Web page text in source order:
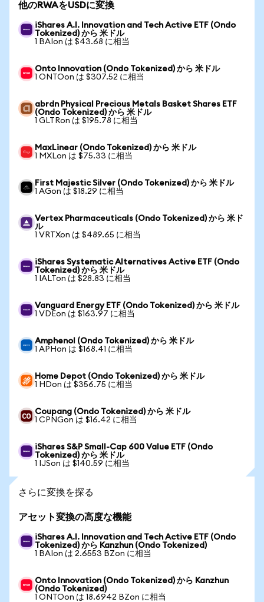
他のRWAをUSDに変換
iShares A.I. Innovation and Tech Active ETF (Ondo
Tokenized) から 米ドル
1 BAIon は $43.68 に相当
Onto Innovation (Ondo Tokenized) から 米ドル
1 ONTOon は $307.52 に相当
abrdn Physical Precious Metals Basket Shares ETF
(Ondo Tokenized) から 米ドル
1 GLTRon は $195.78 に相当
MaxLinear (Ondo Tokenized) から 米ドル
1 MXLon は $75.33 に相当
First Majestic Silver (Ondo Tokenized) から 米ドル
1 AGon は $18.29 に相当
Vertex Pharmaceuticals (Ondo Tokenized) から 米ド
ル
1 VRTXon は $489.65 に相当
iShares Systematic Alternatives Active ETF (Ondo
Tokenized) から 米ドル
1 IALTon は $28.83 に相当
Vanguard Energy ETF (Ondo Tokenized) から 米ドル
1 VDEon は $163.97 に相当
Amphenol (Ondo Tokenized) から 米ドル
1 APHon は $168.41 に相当
Home Depot (Ondo Tokenized) から 米ドル
1 HDon は $356.75 に相当
Coupang (Ondo Tokenized) から 米ドル
1 CPNGon は $16.42 に相当
iShares S&P Small-Cap 600 Value ETF (Ondo
Tokenized) から 米ドル
1 IJSon は $140.59 に相当
さらに変換を探る
アセット変換の高度な機能
iShares A.I. Innovation and Tech Active ETF (Ondo
Tokenized) から Kanzhun (Ondo Tokenized)
1 BAIon は 2.6553 BZon に相当
Onto Innovation (Ondo Tokenized) から Kanzhun
(Ondo Tokenized)
1 ONTOon は 18.6942 BZon に相当